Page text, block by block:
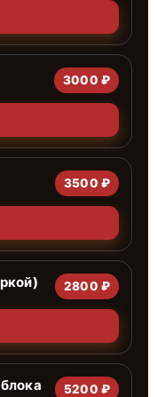
3000 ₽
3500 ₽
2800 ₽
5200 ₽